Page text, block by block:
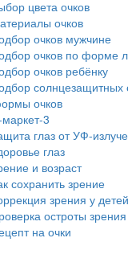
цвета очков
очков
очков мужчине
очков по форме
очков ребёнку
солнцезащитных
очков
3
глаз от УФ-
глаз
и возраст
сохранить зрение
зрения у детей
остроты зрения
на очки